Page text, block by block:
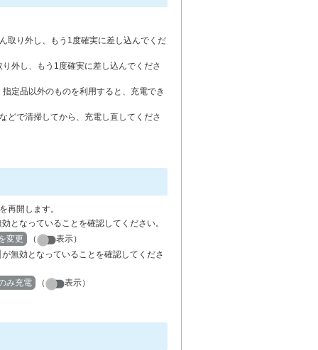
取り外し、もう1度確実に差し込んでくだ
外し、もう1度確実に差し込んでくださ
定品以外のものを利用すると、充電でき
どで清掃してから、充電し直してくださ
再開します。
となっていることを確認してください。
変更
（
表示）
が無効となっていることを確認してくださ
み充電 （ 表示）